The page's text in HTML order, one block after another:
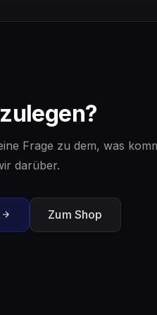
Frage zu dem, was
darüber.
Zum Shop